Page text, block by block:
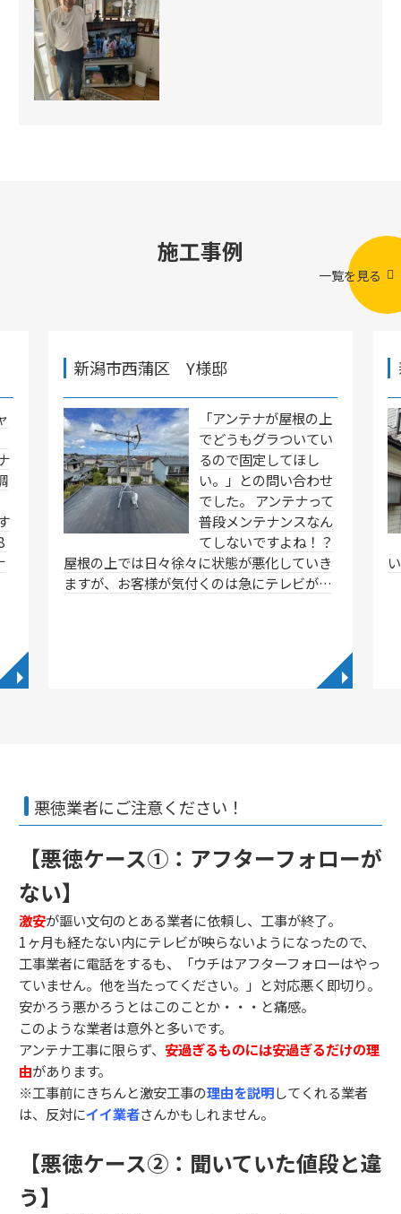
施工事例
一覧を見る
◥
新潟市西蒲区 Y様邸
「アンテナが屋根の上
でどうもグラついてい
るので固定してほし
い。」との問い合わせ
でした。 アンテナって
普段メンテナンスなん
てしないですよね！？
屋根の上では日々徐々に状態が悪化していき
ますが、お客様が気付くのは急にテレビが…
◥
悪徳業者にご注意ください！
【悪徳ケース①：アフターフォローが
ない】
激安が謳い文句のとある業者に依頼し、工事が終了。
1ヶ月も経たない内にテレビが映らないようになったので、
工事業者に電話をするも、「ウチはアフターフォローはやっ
ていません。他を当たってください。」と対応悪く即切り。
安かろう悪かろうとはこのことか・・・と痛感。
このような業者は意外と多いです。
アンテナ工事に限らず、 安過ぎるものには安過ぎるだけの理
由があります。
※工事前にきちんと激安工事の理由を説明してくれる業者
は、反対にイイ業者さんかもしれません。
【悪徳ケース②：聞いていた値段と違
う】